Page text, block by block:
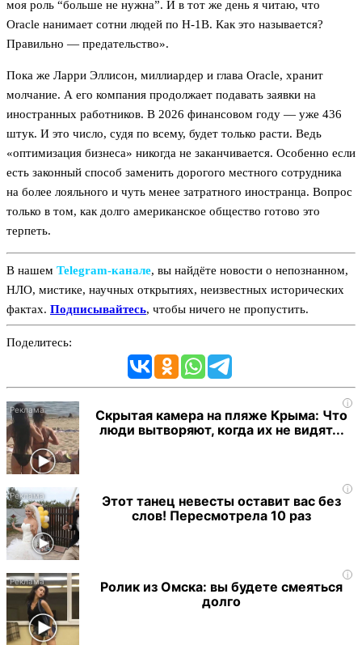
моя роль “больше не нужна”. И в тот же день я читаю, что
Oracle нанимает сотни людей по H-1B. Как это называется?
Правильно — предательство».
Пока же Ларри Эллисон, миллиардер и глава Oracle, хранит
молчание. А его компания продолжает подавать заявки на
иностранных работников. В 2026 финансовом году — уже 436
штук. И это число, судя по всему, будет только расти. Ведь
«оптимизация бизнеса» никогда не заканчивается. Особенно если
есть законный способ заменить дорогого местного сотрудника
на более лояльного и чуть менее затратного иностранца. Вопрос
только в том, как долго американское общество готово это
терпеть.
В нашем Telegram‑канале, вы найдёте новости о непознанном,
НЛО, мистике, научных открытиях, неизвестных исторических
фактах. Подписывайтесь, чтобы ничего не пропустить.
Поделитесь:
i
Скрытая камера на пляже Крыма: Что
люди вытворяют, когда их не видят...
i
Этот танец невесты оставит вас без
слов! Пересмотрела 10 раз
i
Ролик из Омска: вы будете смеяться
долго